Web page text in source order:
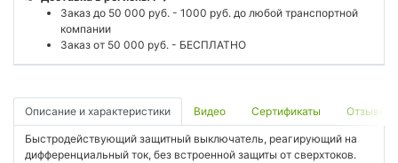
Заказ до 50 000 руб. - 1000 руб. до любой транспортной
компании
Заказ от 50 000 руб. - БЕСПЛАТНО
Описание и характеристики Видео Сертификаты Отзывы
Быстродействующий защитный выключатель, реагирующий на
дифференциальный ток, без встроенной защиты от сверхтоков.